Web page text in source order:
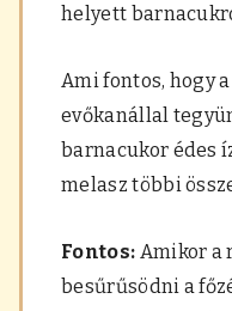
helyett
Ami fontos, hogy
evőkanállal
barnacukor édes
melasz többi
Fontos: Amikor a
besűrűsödni a